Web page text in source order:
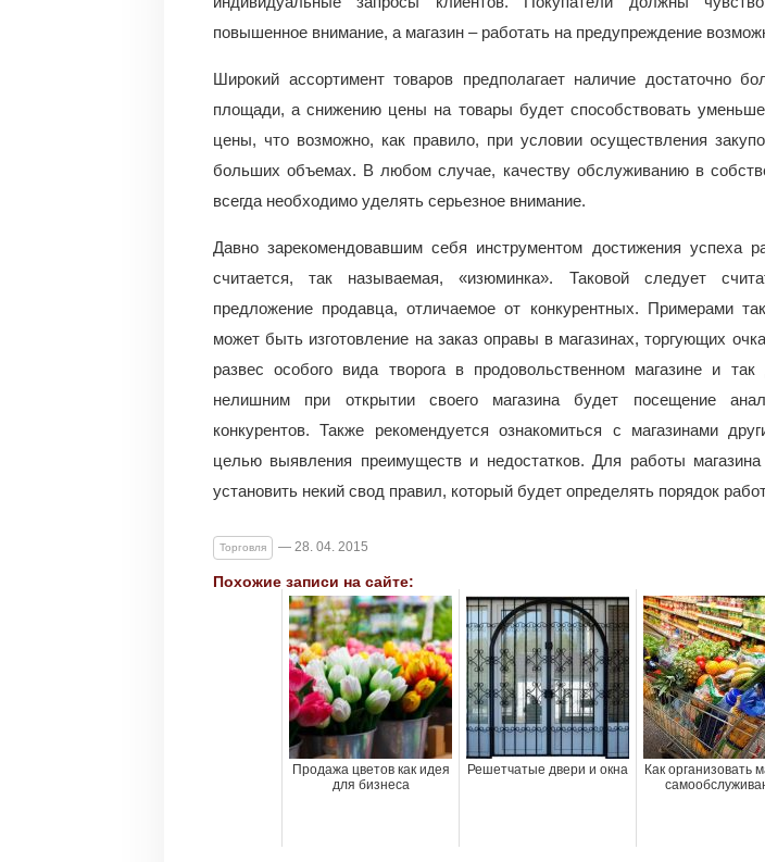
повышенное внимание, а магазин – работать на предупреждение
Широкий ассортимент товаров предполагает наличие достаточно
площади, а снижению цены на товары будет способствовать
цены, что возможно, как правило, при условии осуществления
больших объемах. В любом случае, качеству обслуживанию в
всегда необходимо уделять серьезное внимание.
Давно зарекомендовавшим себя инструментом достижения успеха
считается, так называемая, «изюминка». Таковой следует
предложение продавца, отличаемое от конкурентных. Примерами
может быть изготовление на заказ оправы в магазинах, торгующих
развес особого вида творога в продовольственном магазине и
нелишним при открытии своего магазина будет посещение
конкурентов. Также рекомендуется ознакомиться с магазинами
целью выявления преимуществ и недостатков. Для работы
установить некий свод правил, который будет определять порядок
Торговля — 28. 04. 2015
Похожие записи на сайте:
Продажа цветов как идея
для бизнеса
Решетчатые двери и окна
Как организовать